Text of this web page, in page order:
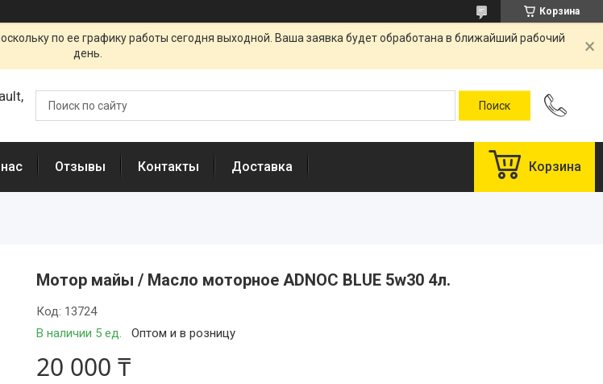
Корзина
по ее графику работы сегодня выходной. Ваша заявка будет обработана в ближайший рабочий
день.
Отзывы Контакты Доставка Корзина
Мотор майы / Масло моторное ADNOC BLUE 5w30 4л.
В наличии 5 ед. Оптом и в розницу
Код: 13724
20 000 ₸